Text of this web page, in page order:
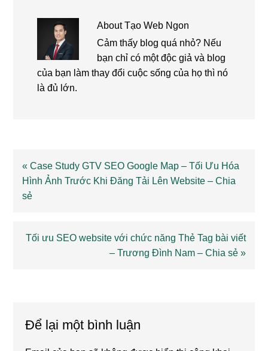
AboutTạo Web Ngon
Cảm thấy blog quá nhỏ? Nếu
bạn chỉ có một độc giả và blog
của bạn làm thay đổi cuộc sống của họ thì nó
là đủ lớn.
Previous
Post:
« Case Study GTV SEO Google Map – Tối Ưu Hóa
Hình Ảnh Trước Khi Đăng Tải Lên Website – Chia
sẻ
Next
Tối ưu SEO website với chức năng Thẻ Tag bài viết
– Trương Đình Nam – Chia sẻ »
Để lại một bình luận